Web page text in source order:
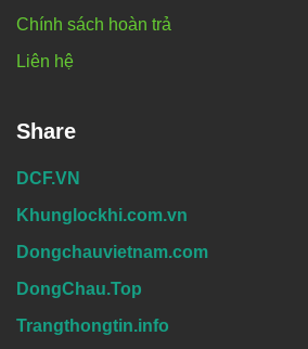
Chính sách hoàn trả
Liên hệ
Share
DCF.VN
Khunglockhi.com.vn
Dongchauvietnam.com
DongChau.Top
Trangthongtin.info